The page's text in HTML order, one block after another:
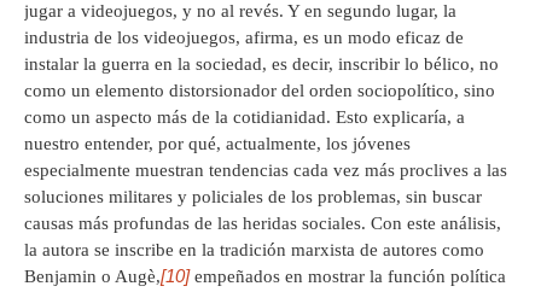
jugar a videojuegos, y no al revés. Y en segundo lugar, la
industria de los videojuegos, afirma, es un modo eficaz de
instalar la guerra en la sociedad, es decir, inscribir lo bélico, no
como un elemento distorsionador del orden sociopolítico, sino
como un aspecto más de la cotidianidad. Esto explicaría, a
nuestro entender, por qué, actualmente, los jóvenes
especialmente muestran tendencias cada vez más proclives a las
soluciones militares y policiales de los problemas, sin buscar
causas más profundas de las heridas sociales. Con este análisis,
la autora se inscribe en la tradición marxista de autores como
Benjamin o Augè,[10]empeñados en mostrar la función política